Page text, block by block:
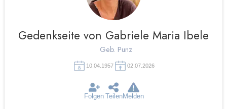
Folgen TeilenMelden
Gedenkseite von Gabriele Maria Ibele
Geb. Punz
10.04.1957 02.07.2026